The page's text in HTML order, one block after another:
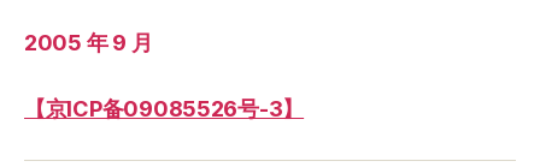
2005 年 9 月
【京ICP备09085526号-3】